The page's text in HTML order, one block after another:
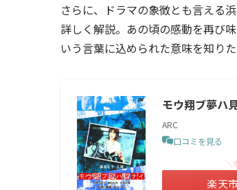
さらに、ドラマの象徴とも言える
詳しく解説。あの頃の感動を再び
いう言葉に込められた意味を知り
モウ翔ブ夢ハ
ARC
口コミを見る
楽天